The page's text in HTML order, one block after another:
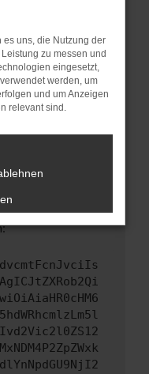
Stand
nur ein
auch dazu
nicht mehr
Schritte versucht
werden
Du kannst
uns bei der
es uns, die Nutzung der
zu messen und
eingesetzt,
werden, um
und um Anzeigen
relevant sind.